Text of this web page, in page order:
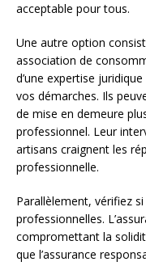
acceptable pour tous.
Une autre option
association de
d’une expertise
vos démarches. Ils
de mise en demeure
professionnel. Leur
artisans craignent les
professionnelle.
Parallèlement, vérifiez si
professionnelles.
compromettant la
que l’assurance